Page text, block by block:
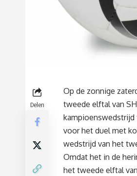
Delen
Op de zonnige
tweede elftal van
kampioenswedstrijd
voor het duel met
wedstrijd van het
Omdat het in de
het tweede elftal